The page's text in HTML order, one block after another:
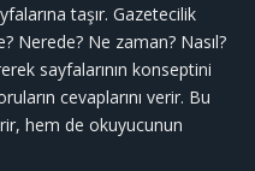
taşır. Gazetecilik
Nerede? Ne zaman? Nasıl?
sayfalarının konseptini
cevaplarını verir. Bu
hem de okuyucunun